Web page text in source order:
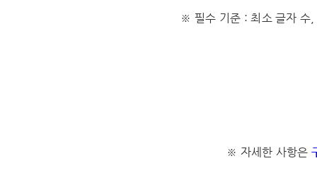
※ 필수 기준 : 최소 글자 수
※ 자세한 사항은